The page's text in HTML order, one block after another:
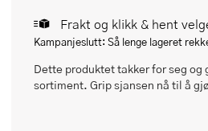
Frakt og klikk & hent
Kampanjeslutt: Så lenge lageret
Dette produktet takker for seg og
sortiment. Grip sjansen nå til å